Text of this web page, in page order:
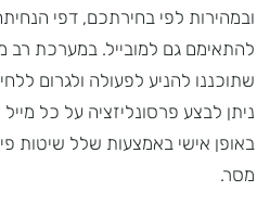
ובמהירות לפי בחירתכם, דפי
להתאימם גם למובייל. במערכת רב
שתוכננו להניע לפעולה ולגרום
ניתן לבצע פרסונליזציה על כל
באופן אישי באמצעות שלל שיטות
מסר.